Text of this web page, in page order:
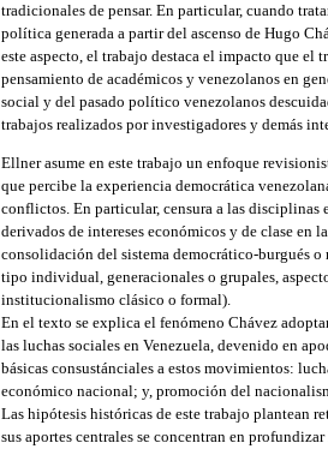
tradicionales de pensar. En particular, cuando
política generada a partir del ascenso de Hugo
este aspecto, el trabajo destaca el impacto que el
pensamiento de académicos y venezolanos en
social y del pasado político venezolanos
trabajos realizados por investigadores y demás
Ellner asume en este trabajo un enfoque
que percibe la experiencia democrática
conflictos. En particular, censura a las disciplinas
derivados de intereses económicos y de clase en
consolidación del sistema democrático-burgués o
tipo individual, generacionales o grupales,
institucionalismo clásico o formal).
En el texto se explica el fenómeno Chávez
las luchas sociales en Venezuela, devenido en
básicas consustánciales a estos movimientos:
económico nacional; y, promoción del
Las hipótesis históricas de este trabajo plantean
sus aportes centrales se concentran en